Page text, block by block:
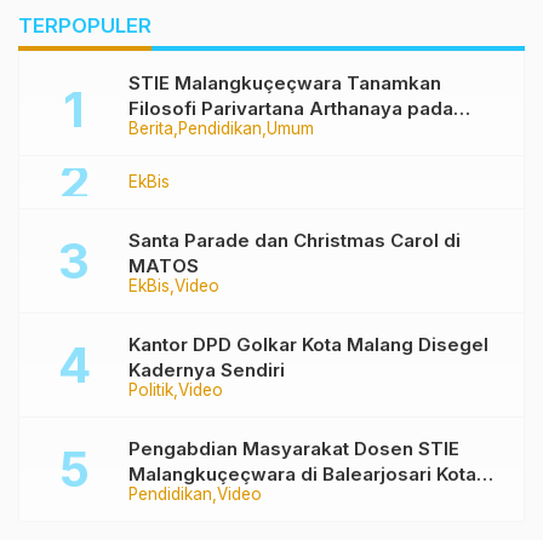
TERPOPULER
Berita Pendidikan Umum
STIE Malangkuçeçwara Tanamkan
Filosofi Parivartana Arthanaya pada
Mahasiswa Baru
EkBis
EkBis Video
Santa Parade dan Christmas Carol di
MATOS
Politik Video
Kantor DPD Golkar Kota Malang Disegel
Kadernya Sendiri
Pendidikan Video
Pengabdian Masyarakat Dosen STIE
Malangkuçeçwara di Balearjosari Kota
Malang